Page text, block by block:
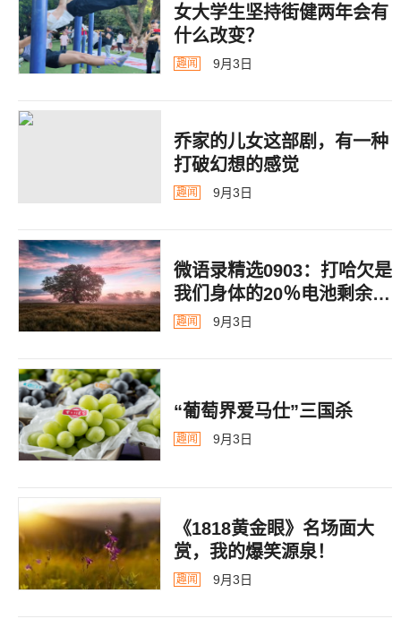
女大学生坚持街健两年会有
什么改变？
趣闻 9月3日
乔家的儿女这部剧，有一种
打破幻想的感觉
趣闻 9月3日
微语录精选0903：打哈欠是
我们身体的20％电池剩余警
告
趣闻 9月3日
“葡萄界爱马仕”三国杀
趣闻 9月3日
《1818黄金眼》名场面大
赏，我的爆笑源泉！
趣闻 9月3日